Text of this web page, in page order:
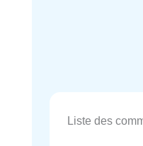
Liste des